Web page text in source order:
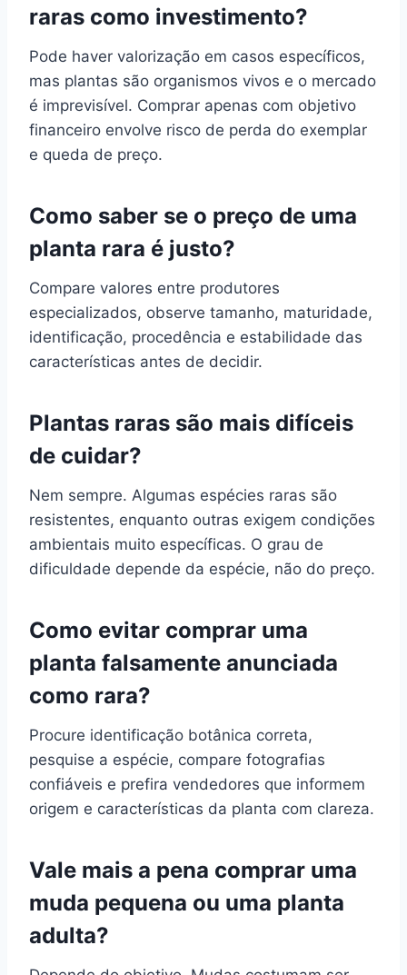
raras como investimento?
Pode haver valorização em casos específicos,
mas plantas são organismos vivos e o mercado
é imprevisível. Comprar apenas com objetivo
financeiro envolve risco de perda do exemplar
e queda de preço.
Como saber se o preço de uma
planta rara é justo?
Compare valores entre produtores
especializados, observe tamanho, maturidade,
identificação, procedência e estabilidade das
características antes de decidir.
Plantas raras são mais difíceis
de cuidar?
Nem sempre. Algumas espécies raras são
resistentes, enquanto outras exigem condições
ambientais muito específicas. O grau de
dificuldade depende da espécie, não do preço.
Como evitar comprar uma
planta falsamente anunciada
como rara?
Procure identificação botânica correta,
pesquise a espécie, compare fotografias
confiáveis e prefira vendedores que informem
origem e características da planta com clareza.
Vale mais a pena comprar uma
muda pequena ou uma planta
adulta?